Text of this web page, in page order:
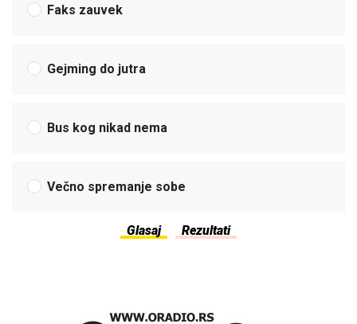
Faks zauvek
Gejming do jutra
Bus kog nikad nema
Večno spremanje sobe